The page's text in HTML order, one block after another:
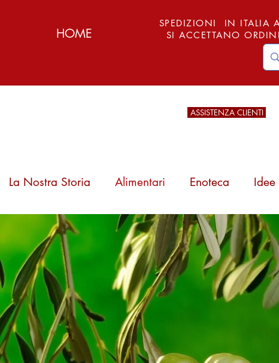
HOME
SPEDIZIONI IN ITALIA
SI ACCETTANO
ASSISTENZA CLIENTI
La Nostra Storia Alimentari Enoteca Idee